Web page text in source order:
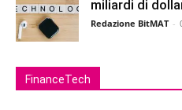
miliardi di
Redazione BitMAT -
FinanceTech